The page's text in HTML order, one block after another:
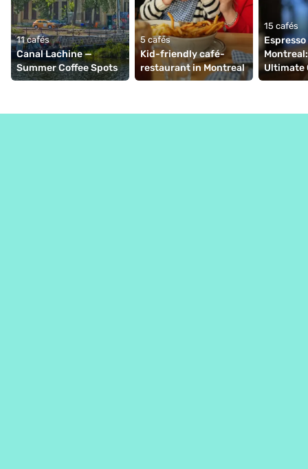
11 cafés
Canal Lachine —
Summer Coffee Spots
5 cafés
Kid-friendly café-
restaurant in Montreal
15 cafés
Ultimate